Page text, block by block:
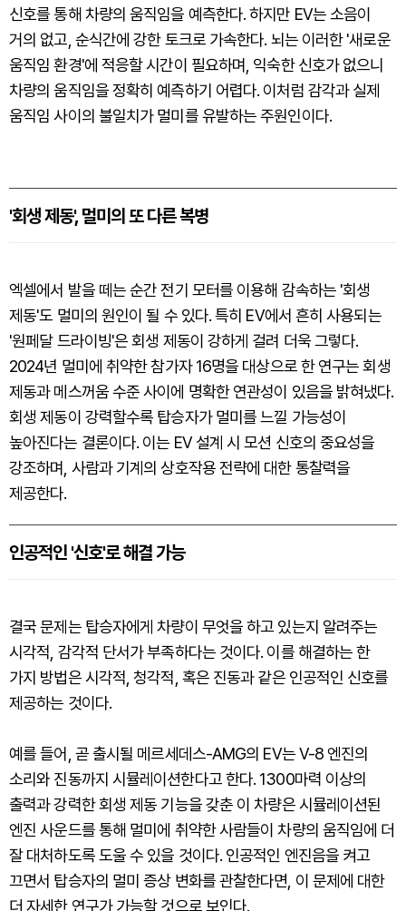
신호를 통해 차량의 움직임을 예측한다. 하지만 EV는 소음이
거의 없고, 순식간에 강한 토크로 가속한다. 뇌는 이러한 '새로운
움직임 환경'에 적응할 시간이 필요하며, 익숙한 신호가 없으니
차량의 움직임을 정확히 예측하기 어렵다. 이처럼 감각과 실제
움직임 사이의 불일치가 멀미를 유발하는 주원인이다.
'회생 제동', 멀미의 또 다른 복병
엑셀에서 발을 떼는 순간 전기 모터를 이용해 감속하는 '회생
제동'도 멀미의 원인이 될 수 있다. 특히 EV에서 흔히 사용되는
'원페달 드라이빙'은 회생 제동이 강하게 걸려 더욱 그렇다.
2024년 멀미에 취약한 참가자 16명을 대상으로 한 연구는 회생
제동과 메스꺼움 수준 사이에 명확한 연관성이 있음을 밝혀냈다.
회생 제동이 강력할수록 탑승자가 멀미를 느낄 가능성이
높아진다는 결론이다. 이는 EV 설계 시 모션 신호의 중요성을
강조하며, 사람과 기계의 상호작용 전략에 대한 통찰력을
제공한다.
인공적인 '신호'로 해결 가능
결국 문제는 탑승자에게 차량이 무엇을 하고 있는지 알려주는
시각적, 감각적 단서가 부족하다는 것이다. 이를 해결하는 한
가지 방법은 시각적, 청각적, 혹은 진동과 같은 인공적인 신호를
제공하는 것이다.
예를 들어, 곧 출시될 메르세데스-AMG의 EV는 V-8 엔진의
소리와 진동까지 시뮬레이션한다고 한다. 1300마력 이상의
출력과 강력한 회생 제동 기능을 갖춘 이 차량은 시뮬레이션된
엔진 사운드를 통해 멀미에 취약한 사람들이 차량의 움직임에 더
잘 대처하도록 도울 수 있을 것이다. 인공적인 엔진음을 켜고
끄면서 탑승자의 멀미 증상 변화를 관찰한다면, 이 문제에 대한
더 자세한 연구가 가능할 것으로 보인다.